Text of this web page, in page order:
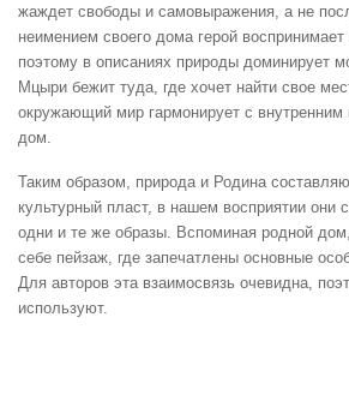
жаждет свободы и самовыражения, а не
неимением своего дома герой
поэтому в описаниях природы доминирует
Мцыри бежит туда, где хочет найти свое
окружающий мир гармонирует с внутренним
дом.
Таким образом, природа и Родина
культурный пласт, в нашем восприятии они
одни и те же образы. Вспоминая родной
себе пейзаж, где запечатлены основные
Для авторов эта взаимосвязь очевидна,
используют.